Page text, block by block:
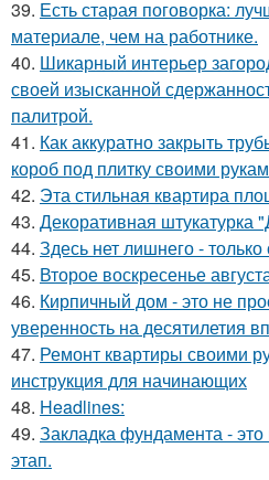
39. Есть старая поговорка:
материале, чем на работнике.
40. Шикарный интерьер
своей изысканной
палитрой.
41. Как аккуратно закрыть
короб под плитку своими
42. Эта стильная квартира
43. Декоративная штукатурка
44. Здесь нет лишнего -
45. Второе воскресенье
46. Кирпичный дом - это не
уверенность на десятилетия
47. Ремонт квартиры своими
инструкция для начинающих
48. Headlines:
49. Закладка фундамента - это
этап.